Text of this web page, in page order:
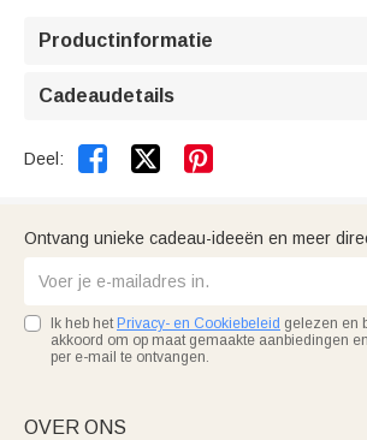
Productinformatie
Cadeaudetails
Deel:  
Ontvang unieke cadeau-ideeën en meer
Ik heb het Privacy- en Cookiebeleid gelezen en
akkoord om op maat gemaakte aanbiedingen
per e-mail te ontvangen.
OVER ONS